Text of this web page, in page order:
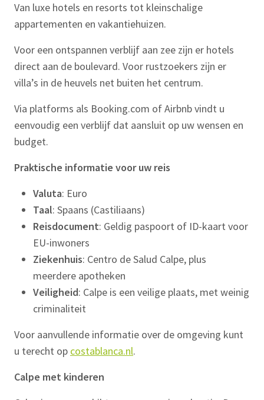
Van luxe hotels en resorts tot kleinschalige
appartementen en vakantiehuizen.
Voor een ontspannen verblijf aan zee zijn er hotels
direct aan de boulevard. Voor rustzoekers zijn er
villa’s in de heuvels net buiten het centrum.
Via platforms als Booking.com of Airbnb vindt u
eenvoudig een verblijf dat aansluit op uw wensen en
budget.
Praktische informatie voor uw reis
Valuta: Euro
Taal: Spaans (Castiliaans)
Reisdocument: Geldig paspoort of ID-kaart voor
EU-inwoners
Ziekenhuis: Centro de Salud Calpe, plus
meerdere apotheken
Veiligheid: Calpe is een veilige plaats, met weinig
criminaliteit
Voor aanvullende informatie over de omgeving kunt
u terecht op costablanca.nl.
Calpe met kinderen